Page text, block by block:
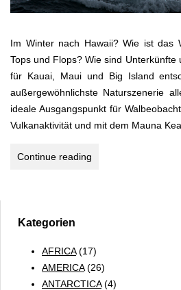
Im Winter nach Hawaii? Wie ist das
Tops und Flops? Wie sind Unterkünfte
für Kauai, Maui und Big Island
außergewöhnlichste Naturszenerie
ideale Ausgangspunkt für
Vulkanaktivität und mit dem Mauna
Continue reading
und
Preise
Kategorien
AFRICA(17)
AMERICA(26)
ANTARCTICA(4)